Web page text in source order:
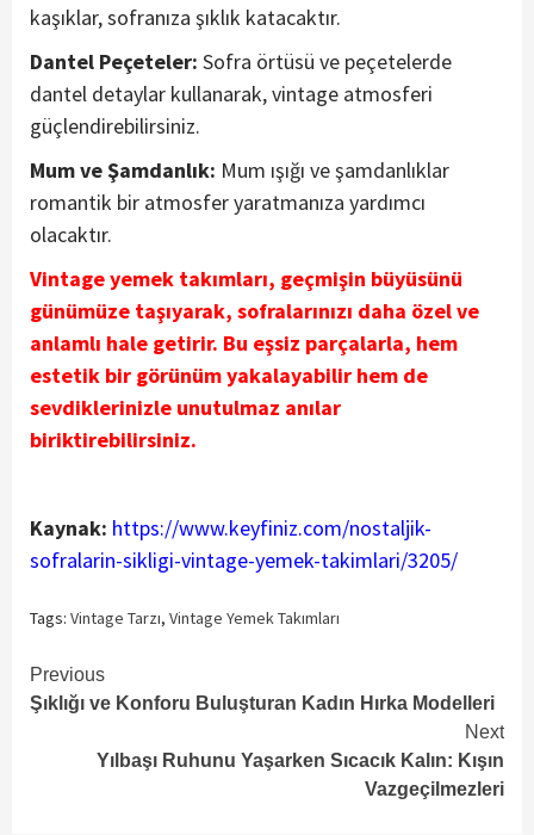
kaşıklar, sofranıza şıklık katacaktır.
Dantel Peçeteler: Sofra örtüsü ve peçetelerde
dantel detaylar kullanarak, vintage atmosferi
güçlendirebilirsiniz.
Mum ve Şamdanlık: Mum ışığı ve şamdanlıklar
romantik bir atmosfer yaratmanıza yardımcı
olacaktır.
Vintage yemek takımları, geçmişin büyüsünü
günümüze taşıyarak, sofralarınızı daha özel ve
anlamlı hale getirir. Bu eşsiz parçalarla, hem
estetik bir görünüm yakalayabilir hem de
sevdiklerinizle unutulmaz anılar
biriktirebilirsiniz.
Kaynak: https://www.keyfiniz.com/nostaljik-
sofralarin-sikligi-vintage-yemek-takimlari/3205/
Tags: Vintage Tarzı, Vintage Yemek Takımları
Continue
Reading
Previous
Şıklığı ve Konforu Buluşturan Kadın Hırka Modelleri
Next
Yılbaşı Ruhunu Yaşarken Sıcacık Kalın: Kışın
Vazgeçilmezleri